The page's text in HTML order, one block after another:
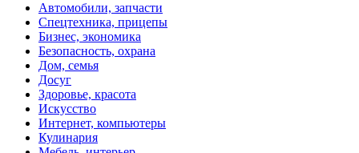
Автомобили, запчасти
Спецтехника, прицепы
Бизнес, экономика
Безопасность, охрана
Дом, семья
Досуг
Здоровье, красота
Искусство
Интернет, компьютеры
Кулинария